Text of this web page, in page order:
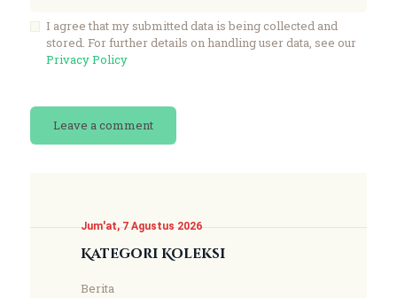
I agree that my submitted data is being collected and
stored. For further details on handling user data, see our
Privacy Policy
Jum'at, 7 Agustus 2026
Kategori Koleksi
Berita